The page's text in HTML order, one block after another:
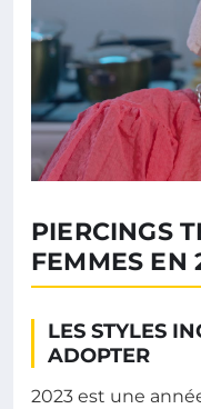
PIERCINGS
FEMMES EN
LES STYLES
ADOPTER
2023 est une